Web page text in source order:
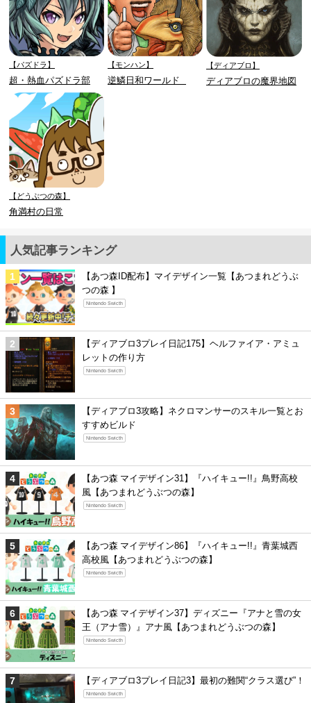
【パズドラ】
超・熱血パズドラ部
【モンハン】
逆鱗日和ワールド
【ディアブロ】
ディアブロの魔界地図
【どうぶつの森】
角満村の日常
人気記事ランキング
【あつ森ID配布】マイデザイン一覧【あつまれどうぶ
つの森 】
Nintendo Swicth
【ディアブロ3プレイ日記175】ヘルファイア・アミュ
レットの作り方
Nintendo Swicth
【ディアブロ3攻略】ネクロマンサーのスキル一覧とお
すすめビルド
Nintendo Swicth
【あつ森 マイデザイン31】『ハイキュー!!』鳥野高校
風【あつまれどうぶつの森】
Nintendo Swicth
【あつ森 マイデザイン86】『ハイキュー!!』青葉城西
高校風【あつまれどうぶつの森】
Nintendo Swicth
【あつ森 マイデザイン37】ディズニー『アナと雪の女
王（アナ雪）』アナ風【あつまれどうぶつの森】
Nintendo Swicth
【ディアブロ3プレイ日記3】最初の難関“クラス選び”！
Nintendo Swicth